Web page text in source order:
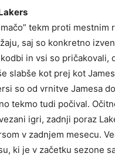
tekm proti mestnim
saj so konkretno
in vsi so pričakovali,
slabše kot prej kot
so od vrnitve Jamesa
tekmo tudi počival.
igri, zadnji poraz
v zadnjem mesecu.
ki je v začetku sezone